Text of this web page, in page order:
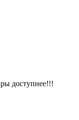
доступнее!!!